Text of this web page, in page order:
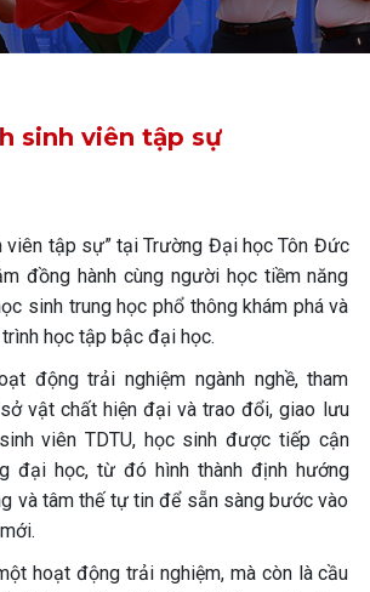
sinh viên tập sự
viên tập sự” tại Trường Đại học Tôn Đức
đồng hành cùng người học tiềm năng
sinh trung học phổ thông khám phá và
học tập bậc đại học.
động trải nghiệm ngành nghề, tham
vật chất hiện đại và trao đổi, giao lưu
viên TDTU, học sinh được tiếp cận
đại học, từ đó hình thành định hướng
và tâm thế tự tin để sẵn sàng bước vào
hoạt động trải nghiệm, mà còn là cầu